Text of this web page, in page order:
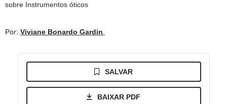
sobre Instrumentos óticos
Por: Viviane Bonardo Gardin
SALVAR
BAIXAR PDF